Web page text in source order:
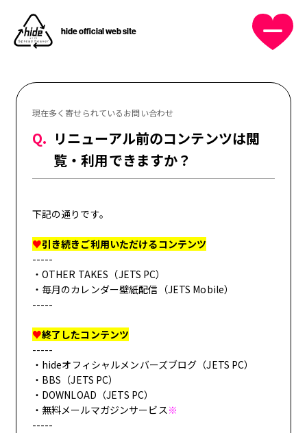
hide official web site
OFFICIAL MENU
HOME
NEWS
PROFILE
DISCOGRAPHY
MUSIC VIDEO
GOODS
現在多く寄せられているお問い合わせ
Q. リニューアル前のコンテンツは閲
覧・利用できますか？
下記の通りです。
♥引き続きご利用いただけるコンテンツ
-----
・OTHER TAKES（JETS PC）
・毎月のカレンダー壁紙配信（JETS Mobile）
-----
♥終了したコンテンツ
-----
・hideオフィシャルメンバーズブログ（JETS PC）
・BBS （JETS PC）
・ DOWNLOAD（JETS PC）
・無料メールマガジンサービス※
-----